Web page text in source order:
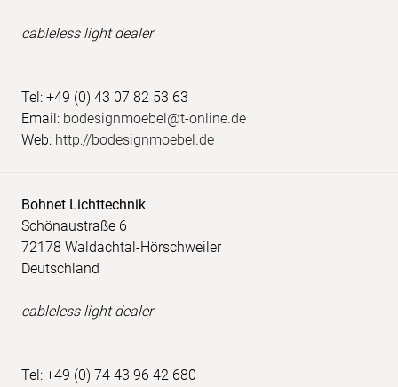
cableless light dealer
Tel: +49 (0) 43 07 82 53 63
Email: bodesignmoebel@t-online.de
Web: http://bodesignmoebel.de
Bohnet Lichttechnik
Schönaustraße 6
72178 Waldachtal-Hörschweiler
Deutschland
cableless light dealer
Tel: +49 (0) 74 43 96 42 680